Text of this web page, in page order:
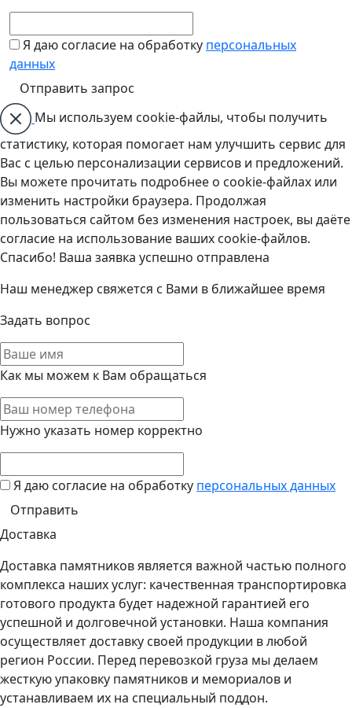
Я даю согласие на обработку персональных
данных
Мы используем cookie-файлы, чтобы получить
статистику, которая помогает нам улучшить сервис для
Вас с целью персонализации сервисов и предложений.
Вы можете прочитать подробнее о cookie-файлах или
изменить настройки браузера. Продолжая
пользоваться сайтом без изменения настроек, вы даёте
согласие на использование ваших cookie-файлов.
Спасибо! Ваша заявка успешно отправлена
Наш менеджер свяжется с Вами в ближайшее время
Задать вопрос
Как мы можем к Вам обращаться
Нужно указать номер корректно
Я даю согласие на обработку персональных данных
Доставка
Доставка памятников является важной частью полного
комплекса наших услуг: качественная транспортировка
готового продукта будет надежной гарантией его
успешной и долговечной установки. Наша компания
осуществляет доставку своей продукции в любой
регион России. Перед перевозкой груза мы делаем
жесткую упаковку памятников и мемориалов и
устанавливаем их на специальный поддон.